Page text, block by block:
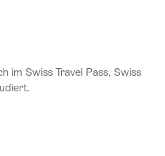
im Swiss Travel Pass, Swiss